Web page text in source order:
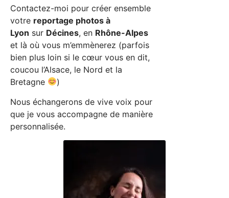
Contactez-moi pour créer ensemble
votre reportage photos à
Lyon sur Décines, en Rhône-Alpes
et là où vous m’emmènerez (parfois
bien plus loin si le cœur vous en dit,
coucou l’Alsace, le Nord et la
Bretagne
)
Nous échangerons de vive voix pour
que je vous accompagne de manière
personnalisée.